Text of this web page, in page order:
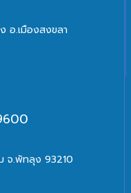
อ.เมืองสงขลา
จ.พัทลุง 93210